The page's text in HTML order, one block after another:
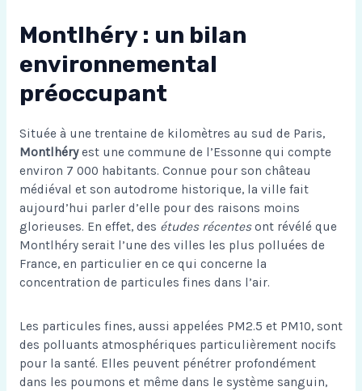
Montlhéry : un bilan
environnemental
préoccupant
Située à une trentaine de kilomètres au sud de Paris,
Montlhéryest une commune de l’Essonne qui compte
environ 7 000 habitants. Connue pour son château
médiéval et son autodrome historique, la ville fait
aujourd’hui parler d’elle pour des raisons moins
glorieuses. En effet, des études récentesont révélé que
Montlhéry serait l’une des villes les plus polluées de
France, en particulier en ce qui concerne la
concentration de particules fines dans l’air.
Les particules fines, aussi appelées PM2.5 et PM10, sont
des polluants atmosphériques particulièrement nocifs
pour la santé. Elles peuvent pénétrer profondément
dans les poumons et même dans le système sanguin,